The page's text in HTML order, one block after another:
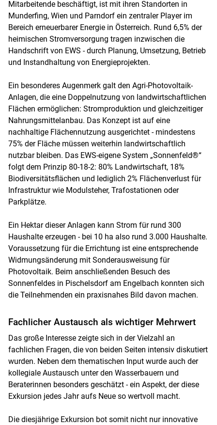
Mitarbeitende beschäftigt, ist mit ihren Standorten in
Munderfing, Wien und Parndorf ein zentraler Player im
Bereich erneuerbarer Energie in Österreich. Rund 6,5% der
heimischen Stromversorgung tragen inzwischen die
Handschrift von EWS - durch Planung, Umsetzung, Betrieb
und Instandhaltung von Energieprojekten.
Ein besonderes Augenmerk galt den Agri-Photovoltaik-
Anlagen, die eine Doppelnutzung von landwirtschaftlichen
Flächen ermöglichen: Stromproduktion und gleichzeitiger
Nahrungsmittelanbau. Das Konzept ist auf eine
nachhaltige Flächennutzung ausgerichtet - mindestens
75% der Fläche müssen weiterhin landwirtschaftlich
nutzbar bleiben. Das EWS-eigene System „Sonnenfeld®“
folgt dem Prinzip 80-18-2: 80% Landwirtschaft, 18%
Biodiversitätsflächen und lediglich 2% Flächenverlust für
Infrastruktur wie Modulsteher, Trafostationen oder
Parkplätze.
Ein Hektar dieser Anlagen kann Strom für rund 300
Haushalte erzeugen - bei 10 ha also rund 3.000 Haushalte.
Voraussetzung für die Errichtung ist eine entsprechende
Widmungsänderung mit Sonderausweisung für
Photovoltaik. Beim anschließenden Besuch des
Sonnenfeldes in Pischelsdorf am Engelbach konnten sich
die Teilnehmenden ein praxisnahes Bild davon machen.
Fachlicher Austausch als wichtiger Mehrwert
Das große Interesse zeigte sich in der Vielzahl an
fachlichen Fragen, die von beiden Seiten intensiv diskutiert
wurden. Neben dem thematischen Input wurde auch der
kollegiale Austausch unter den Wasserbauern und
Beraterinnen besonders geschätzt - ein Aspekt, der diese
Exkursion jedes Jahr aufs Neue so wertvoll macht.
Die diesjährige Exkursion bot somit nicht nur innovative